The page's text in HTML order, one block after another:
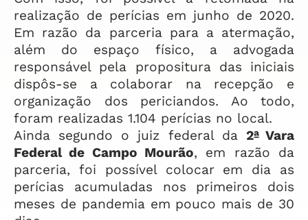
realização de perícias em junho de 2020.
Em razão da parceria para a atermação,
além do espaço físico, a advogada
responsável pela propositura das iniciais
dispôs-se a colaborar na recepção e
organização dos periciandos. Ao todo,
foram realizadas 1.104 perícias no local.
Ainda segundo o juiz federal da 2ª Vara
Federal de Campo Mourão, em razão da
parceria, foi possível colocar em dia as
perícias acumuladas nos primeiros dois
meses de pandemia em pouco mais de 30